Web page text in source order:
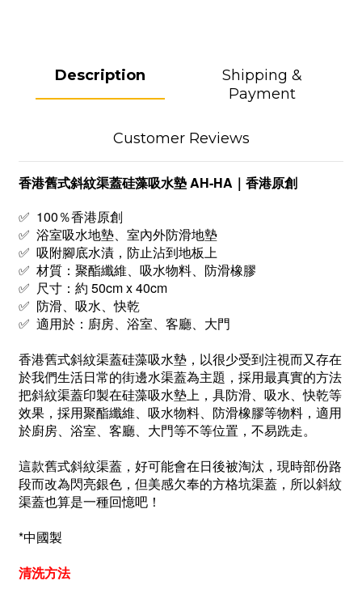
Description
Shipping &
Payment
Customer Reviews
香港舊式斜紋渠蓋硅藻吸水墊 AH-HA｜香港原創
✅ 100％香港原創
✅ 浴室吸水地墊、室內外防滑地墊
✅ 吸附腳底水漬，防止沾到地板上
✅ 材質：聚酯纖維、吸水物料、防滑橡膠
✅ 尺寸：約 50cmx 40cm
✅ 防滑、吸水、快乾
✅ 適用於：廚房、浴室、客廳、大門
香港舊式斜紋渠蓋硅藻吸水墊，以很少受到注視而又存在
於我們生活日常的街邊水渠蓋為主題，採用最真實的方法
把斜紋渠蓋印製在硅藻吸水墊上 ， 具防滑、吸水、快乾等
效果 ， 採用聚酯纖維、吸水物料、防滑橡膠等物料，適用
於廚房、浴室、客廳、大門等不等位置 ，不易跣走。
這款舊式斜紋渠蓋，好可能會在日後被淘汰，現時部份路
段而改為閃亮銀色，但美感欠奉的方格坑渠蓋，所以斜紋
渠蓋也算是一種回憶吧！
*中國製
清洗方法